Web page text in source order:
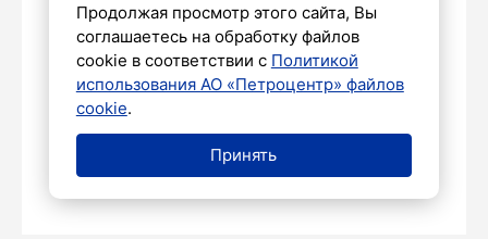
ПРОИСШЕСТВИЯ
В Петербурге бывшему депутату
23 января 2025
Продолжая просмотр этого сайта, Вы
соглашаетесь на обработку файлов
cookie в соответствии с Политикой
использования АО «Петроцентр» файлов
cookie.
Принять